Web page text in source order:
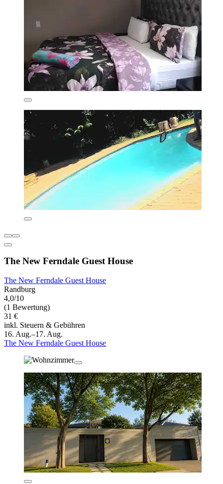
The New Ferndale Guest House
The New Ferndale Guest House
Randburg
4,0/10
(1 Bewertung)
31 €
inkl. Steuern & Gebühren
16. Aug.–17. Aug.
The New Ferndale Guest House